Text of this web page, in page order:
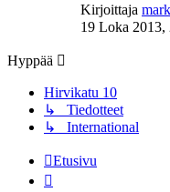
Kirjoittaja
19 Loka 2013,
Hyppää
Hirvikatu 10
↳ Tiedotteet
↳ International
Etusivu